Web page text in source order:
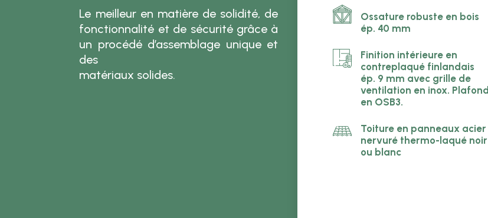
Le meilleur en matière de solidité, de
fonctionnalité et de sécurité grâce à
un procédé d’assemblage unique et
des
matériaux solides.
Ossature robuste en bois
ép. 40 mm
Finition intérieure en
contreplaqué finlandais
ép. 9 mm avec grille de
ventilation en inox. Plafond
en OSB3.
Toiture en panneaux acier
nervuré thermo-laqué noir
ou blanc